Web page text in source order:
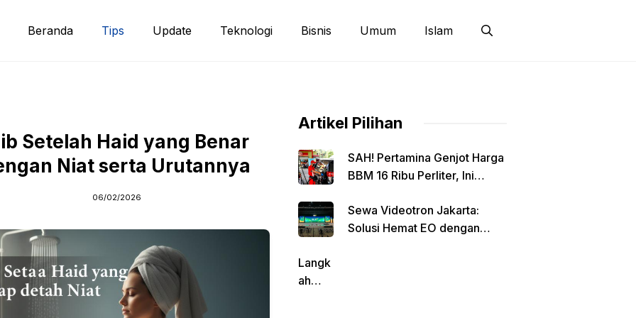
Beranda Tips Update Teknologi Bisnis Umum Islam
Setelah Haid yang Benar
Niat serta Urutannya
06/02/2026
Artikel Pilihan
SAH! Pertamina Genjot Harga
BBM 16 Ribu Perliter, Ini
Sewa Videotron Jakarta:
Solusi Hemat EO dengan
Langk
ah